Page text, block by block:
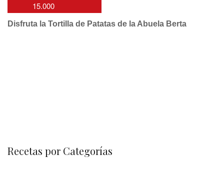
15.000
Disfruta la Tortilla de Patatas de la Abuela Berta
Recetas por Categorías